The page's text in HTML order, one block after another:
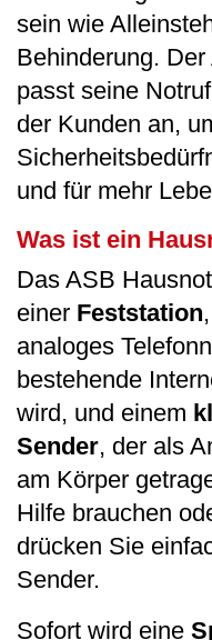
sein wie
Behinderung.
passt seine
der Kunden an,
und für mehr
Was ist ein
Das ASB
einer Feststation
analoges
bestehende
wird, und einem
Sender, der als
am Körper
Hilfe brauchen
drücken Sie
Sender.
Sofort wird eine